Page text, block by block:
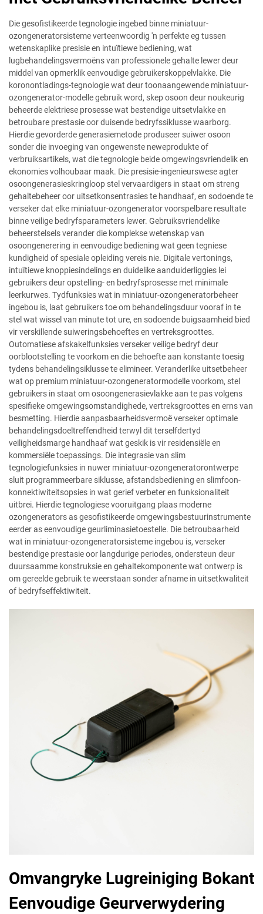
Die gesofistikeerde tegnologie ingebed binne miniatuur-
ozongeneratorsisteme verteenwoordig 'n perfekte eg tussen
wetenskaplike presisie en intuïtiewe bediening, wat
lugbehandelingsvermoëns van professionele gehalte lewer deur
middel van opmerklik eenvoudige gebruikerskoppelvlakke. Die
koronontladings-tegnologie wat deur toonaangewende miniatuur-
ozongenerator-modelle gebruik word, skep osoon deur noukeurig
beheerde elektriese prosesse wat bestendige uitsetvlakke en
betroubare prestasie oor duisende bedryfssiklusse waarborg.
Hierdie gevorderde generasiemetode produseer suiwer osoon
sonder die invoeging van ongewenste neweprodukte of
verbruiksartikels, wat die tegnologie beide omgewingsvriendelik en
ekonomies volhoubaar maak. Die presisie-ingenieurswese agter
osoongenerasieskringloop stel vervaardigers in staat om streng
gehaltebeheer oor uitsetkonsentrasies te handhaaf, en sodoende te
verseker dat elke miniatuur-ozongenerator voorspelbare resultate
binne veilige bedryfsparameters lewer. Gebruiksvriendelike
beheerstelsels verander die komplekse wetenskap van
osoongenerering in eenvoudige bediening wat geen tegniese
kundigheid of spesiale opleiding vereis nie. Digitale vertonings,
intuïtiewe knoppiesindelings en duidelike aanduiderliggies lei
gebruikers deur opstelling- en bedryfsprosesse met minimale
leerkurwes. Tydfunksies wat in miniatuur-ozongeneratorbeheer
ingebou is, laat gebruikers toe om behandelingsduur vooraf in te
stel wat wissel van minute tot ure, en sodoende buigsaamheid bied
vir verskillende suiweringsbehoeftes en vertreksgroottes.
Outomatiese afskakelfunksies verseker veilige bedryf deur
oorblootstelling te voorkom en die behoefte aan konstante toesig
tydens behandelingsiklusse te elimineer. Veranderlike uitsetbeheer
wat op premium miniatuur-ozongeneratormodelle voorkom, stel
gebruikers in staat om osoongenerasievlakke aan te pas volgens
spesifieke omgewingsomstandighede, vertreksgroottes en erns van
besmetting. Hierdie aanpasbaarheidsvermoë verseker optimale
behandelingsdoeltreffendheid terwyl dit terselfdertyd
veiligheidsmarge handhaaf wat geskik is vir residensiële en
kommersiële toepassings. Die integrasie van slim
tegnologiefunksies in nuwer miniatuur-ozongeneratorontwerpe
sluit programmeerbare siklusse, afstandsbediening en slimfoon-
konnektiwiteitsopsies in wat gerief verbeter en funksionaliteit
uitbrei. Hierdie tegnologiese vooruitgang plaas moderne
ozongenerators as gesofistikeerde omgewingsbestuurinstrumente
eerder as eenvoudige geurliminasietoestelle. Die betroubaarheid
wat in miniatuur-ozongeneratorsisteme ingebou is, verseker
bestendige prestasie oor langdurige periodes, ondersteun deur
duursaamme konstruksie en gehaltekomponente wat ontwerp is
om gereelde gebruik te weerstaan sonder afname in uitsetkwaliteit
of bedryfseffektiwiteit.
Omvangryke Lugreiniging Bokant
Eenvoudige Geurverwydering